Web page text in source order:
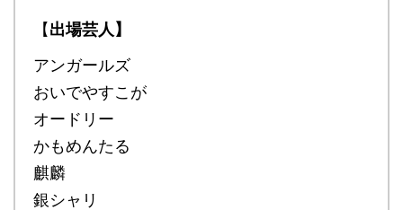
【出場芸人】
アンガールズ
おいでやすこが
オードリー
かもめんたる
麒麟
銀シャリ